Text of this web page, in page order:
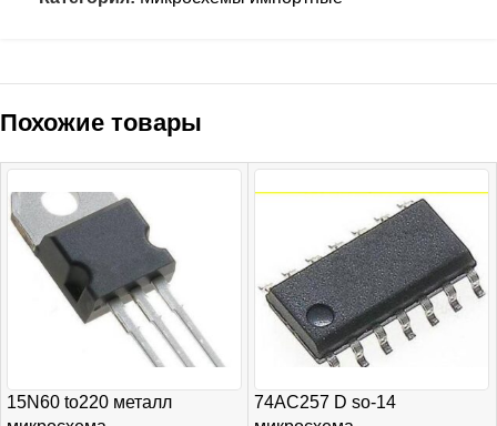
Похожие товары
15N60 to220 металл
74AC257 D so-14